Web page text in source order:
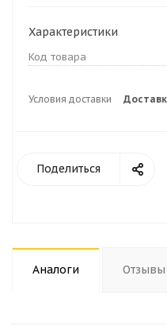
Характеристики
Код товара
Условия доставки
Поделиться
Аналоги Отзывы